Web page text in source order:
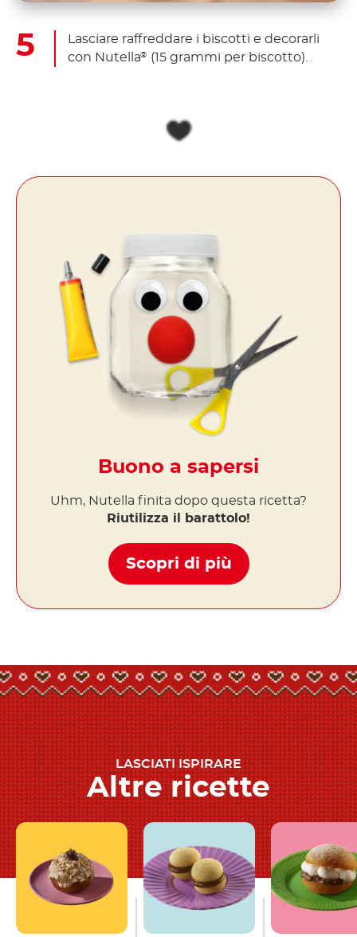
Lasciare raffreddare i biscotti e decorarli
con Nutella® (15 grammi per biscotto).
Buono a sapersi
Uhm, Nutella finita dopo questa ricetta?
Riutilizza il barattolo!
Scopri di più
LASCIATI ISPIRARE
Altre ricette